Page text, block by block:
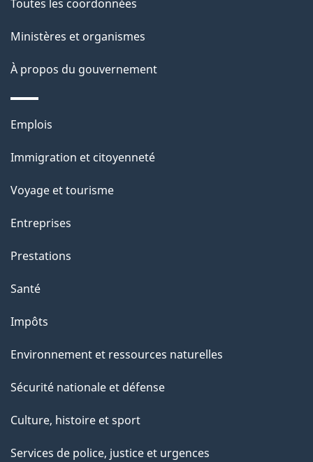
a
g
e
o
a
t
i
o
n
s
r
c
t
e
p
a
e
Toutes les coordonnées
Ministères et organismes
À propos du gouvernement
Thèmes
sujets
Emplois
Immigration et citoyenneté
Voyage et tourisme
Entreprises
Prestations
Santé
Impôts
Environnement et ressources naturelles
Sécurité nationale et défense
Culture, histoire et sport
Services de police, justice et urgences